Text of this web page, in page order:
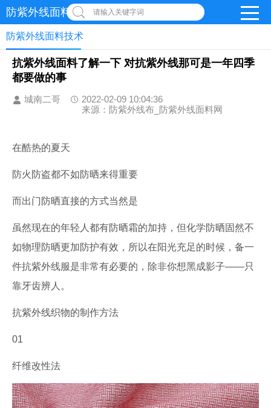
防紫外线面料网 请输入关键字词
防紫外线面料技术
抗紫外线面料了解一下 对抗紫外线那可是一年四季
都要做的事
城南二哥
2022-02-09 10:04:36
来源：防紫外线布_防紫外线面料网
在酷热的夏天
防火防盗都不如防晒来得重要
而出门防晒直接的方式当然是
虽然现在的年轻人都有防晒霜的加持，但化学防晒固然不
如物理防晒更加防护有效，所以在阳光充足的时候，备一
件抗紫外线服是非常有必要的，除非你想黑成影子——只
靠牙齿辨人。
抗紫外线织物的制作方法
01
纤维改性法